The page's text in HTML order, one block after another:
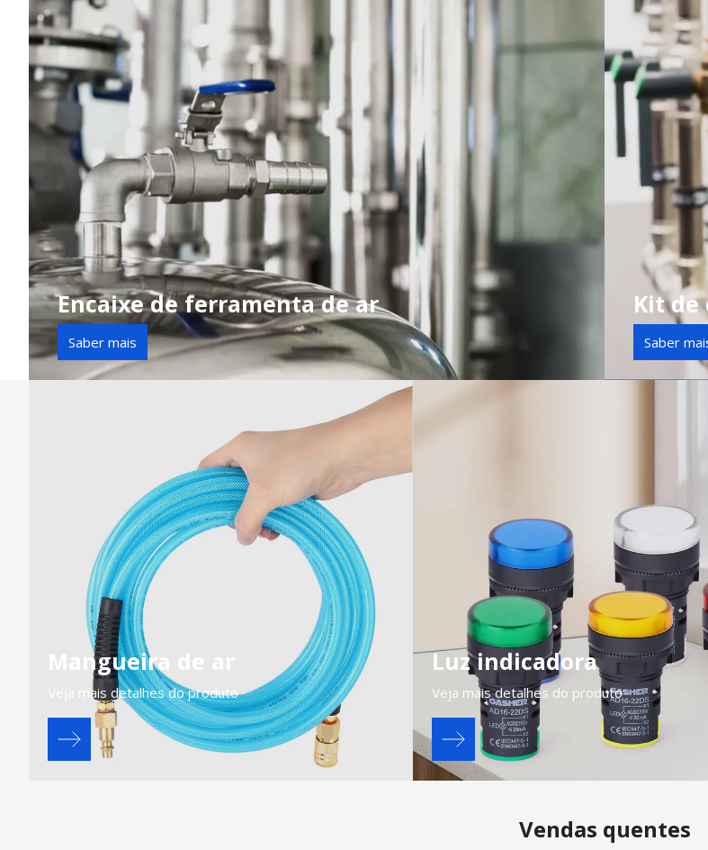
Encaixe de ferramenta de ar
Saber mais
Kit de
Saber
Mangueira de ar
Veja mais detalhes do produto
Luz indicadora
Veja mais detalhes do produto
Vendas quentes